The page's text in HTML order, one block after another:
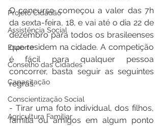
Projeto Cidadão
Assistência Social
Esporte
Conselho das Cidades
Capacitação
Conscientização Social
Agricultura Familiar
O concurso começou a valer das 7h
da sexta-feira, 18, e vai até o dia 22 de
dezembro para todos os brasileenses
que residem na cidade. A competição
é fácil para qualquer pessoa
concorrer, basta seguir as seguintes
regras:
- Tirar uma foto individual, dos filhos,
família ou amigos em algum ponto